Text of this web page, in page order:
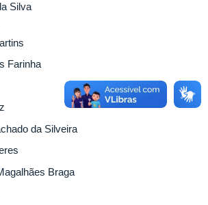
Silva
Farinha
da Silveira
Braga